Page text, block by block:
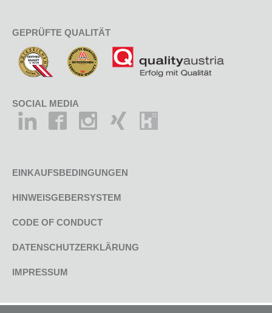
GEPRÜFTE QUALITÄT
SOCIAL MEDIA
EINKAUFSBEDINGUNGEN
HINWEISGEBERSYSTEM
CODE OF CONDUCT
DATENSCHUTZERKLÄRUNG
IMPRESSUM